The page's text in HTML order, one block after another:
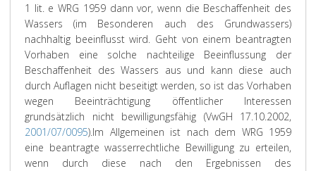
1 lit. e WRG 1959 dann vor, wenn die Beschaffenheit des
Wassers (im Besonderen auch des Grundwassers)
nachhaltig beeinflusst wird. Geht von einem beantragten
Vorhaben eine solche nachteilige Beeinflussung der
Beschaffenheit des Wassers aus und kann diese auch
durch Auflagen nicht beseitigt werden, so ist das Vorhaben
wegen Beeinträchtigung öffentlicher Interessen
grundsätzlich nicht bewilligungsfähig (VwGH 17.10.2002,
2001/07/0095).Im Allgemeinen ist nach dem WRG 1959
eine beantragte wasserrechtliche Bewilligung zu erteilen,
wenn durch diese nach den Ergebnissen des